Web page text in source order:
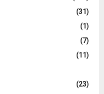
(31)
(1)
(7)
(11)
(23)